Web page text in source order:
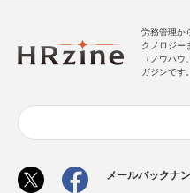
労務管理か
クノロジー
（ノウハ
ガジンです。
メールバックナ